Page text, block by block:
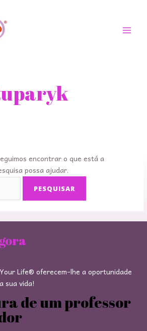
encontrar o que está a
possa ajudar.
Life® oferecem-lhe a oportunidade
sua vida!
de um professor